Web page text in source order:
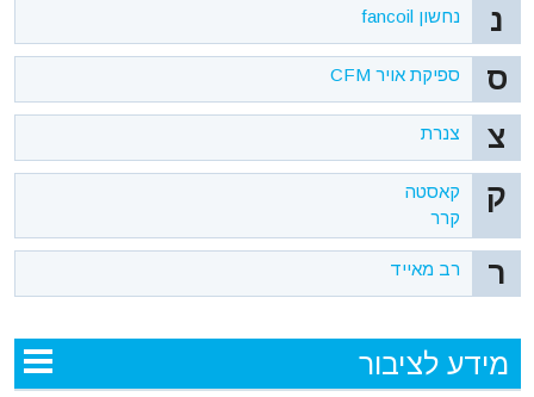
נ נחשון fancoil
ס ספיקת אויר CFM
צ צנרת
ק
קאסטה
קרר
ר רב מאייד
מידע לציבור